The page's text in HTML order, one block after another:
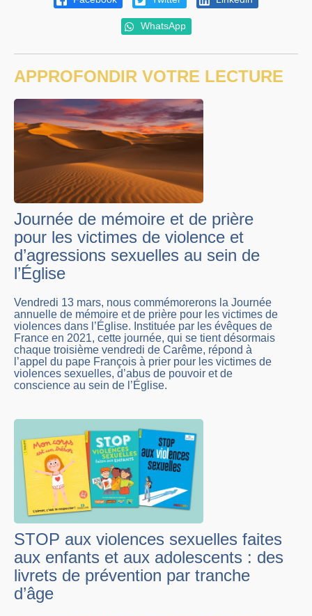
WhatsApp
APPROFONDIR VOTRE LECTURE
Journée de mémoire et de prière
pour les victimes de violence et
d’agressions sexuelles au sein de
l’Église
Vendredi 13 mars, nous commémorerons la Journée
annuelle de mémoire et de prière pour les victimes de
violences dans l’Église. Instituée par les évêques de
France en 2021, cette journée, qui se tient désormais
chaque troisième vendredi de Carême, répond à
l’appel du pape François à prier pour les victimes de
violences sexuelles, d’abus de pouvoir et de
conscience au sein de l’Église.
STOP aux violences sexuelles faites
aux enfants et aux adolescents : des
livrets de prévention par tranche
d’âge